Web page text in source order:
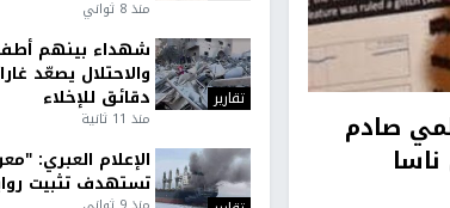
صادم
منذ 8 ثواني
تقارير
شهداء بينهم
والاحتلال يصعّد
دقائق للإخلاء
منذ 11 ثانية
الإعلام العبري:
تستهدف تثبيت